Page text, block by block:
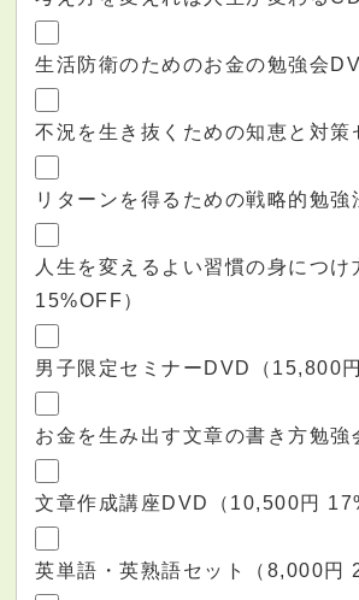
生活防衛のためのお金の勉強会
不況を生き抜くための知恵と対
リターンを得るための戦略的勉
人生を変えるよい習慣の身につ
15%OFF）
男子限定セミナーDVD（15,800
お金を生み出す文章の書き方勉
文章作成講座DVD（10,500円
英単語・英熟語セット（8,000円